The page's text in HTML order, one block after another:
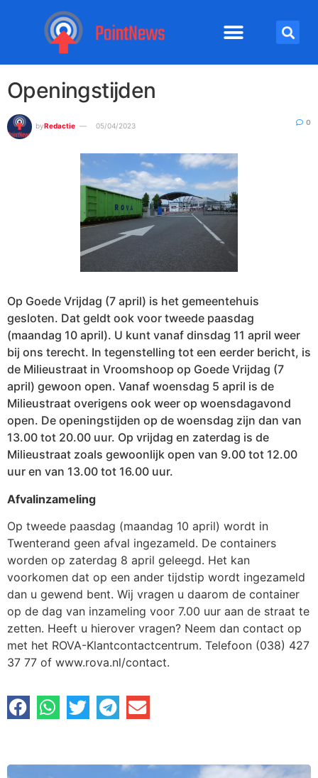
Openingstijden
byRedactie 05/04/2023 0
Op Goede Vrijdag (7 april) is het gemeentehuis
gesloten. Dat geldt ook voor tweede paasdag
(maandag 10 april). U kunt vanaf dinsdag 11 april weer
bij ons terecht. In tegenstelling tot een eerder bericht, is
de Milieustraat in Vroomshoop op Goede Vrijdag (7
april) gewoon open. Vanaf woensdag 5 april is de
Milieustraat overigens ook weer op woensdagavond
open. De openingstijden op de woensdag zijn dan van
13.00 tot 20.00 uur. Op vrijdag en zaterdag is de
Milieustraat zoals gewoonlijk open van 9.00 tot 12.00
uur en van 13.00 tot 16.00 uur.
Afvalinzameling
Op tweede paasdag (maandag 10 april) wordt in
Twenterand geen afval ingezameld. De containers
worden op zaterdag 8 april geleegd. Het kan
voorkomen dat op een ander tijdstip wordt ingezameld
dan u gewend bent. Wij vragen u daarom de container
op de dag van inzameling voor 7.00 uur aan de straat te
zetten. Heeft u hierover vragen? Neem dan contact op
met het ROVA-Klantcontactcentrum. Telefoon (038) 427
37 77 of www.rova.nl/contact.